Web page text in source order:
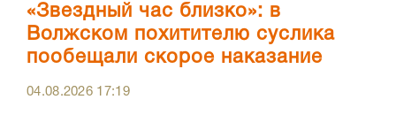
«Звездный час близко»: в
Волжском похитителю суслика
пообещали скорое наказание
04.08.2026 17:19